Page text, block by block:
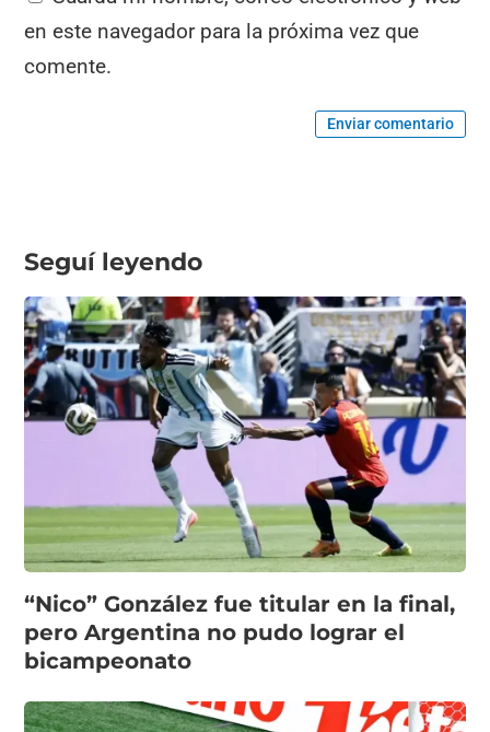
en este navegador para la próxima vez que
comente.
Enviar comentario
Seguí leyendo
“Nico” González fue titular en la final,
pero Argentina no pudo lograr el
bicampeonato